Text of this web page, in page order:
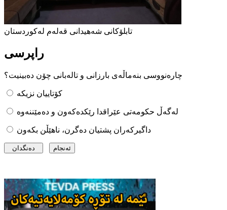
تابلۆکانی شەهیدانی قەلەم لەکوردستان
راپرسی
چارەنووسی بنەماڵەی بارزانی و تالەبانی چۆن دەبینیت؟
کۆتاییان نزیکە
لەگەڵ حکومەتی عێراقدا رێکدەکەون و دەمێننەوە
داگیرکەران پشتیان دەگرن، ناهێڵن بکەون